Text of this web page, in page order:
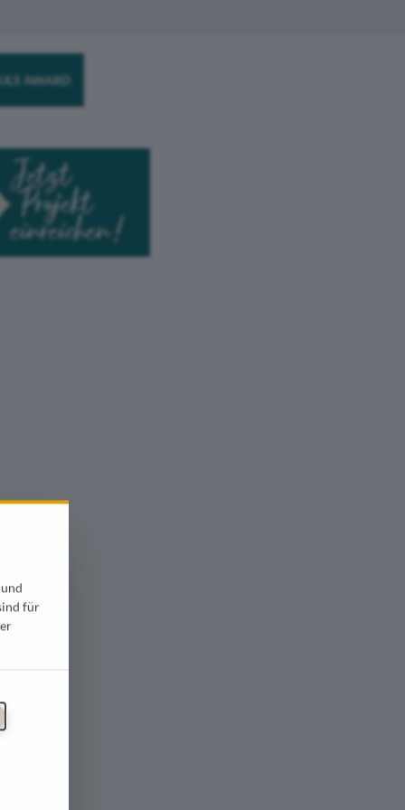
AWARD
für